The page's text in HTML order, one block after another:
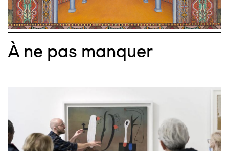
À ne pas manquer